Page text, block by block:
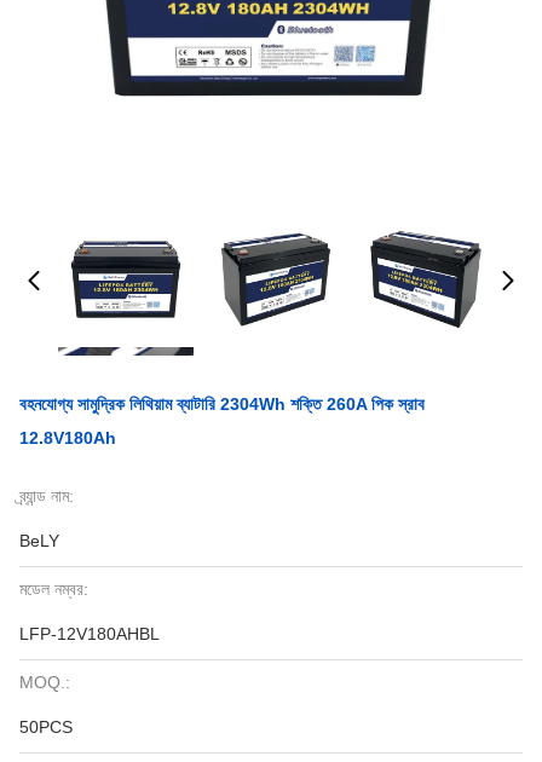
বহনযোগ্য সামুদ্রিক লিথিয়াম ব্যাটারি 2304Wh শক্তি 260A পিক স্রাব
12.8V180Ah
ব্র্যান্ড নাম:
BeLY
মডেল নম্বর:
LFP-12V180AHBL
MOQ.:
50PCS